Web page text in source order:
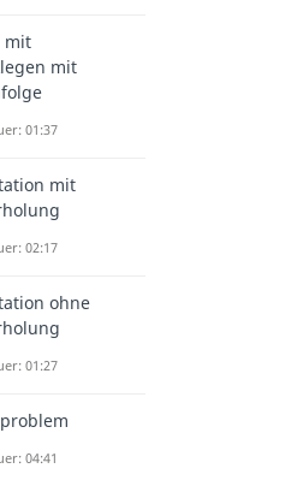
mit
mit
01:37
mit
02:17
ohne
01:27
04:41